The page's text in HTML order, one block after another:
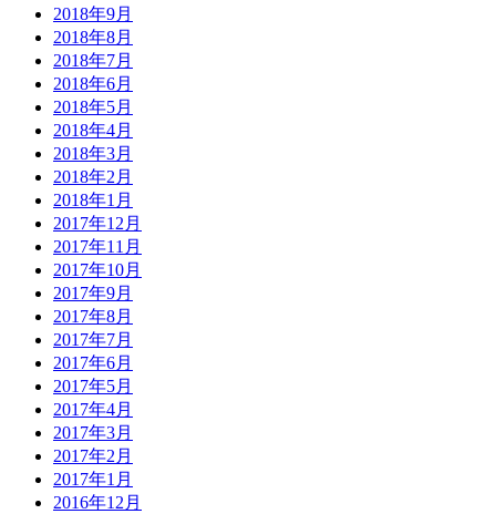
2018年9月
2018年8月
2018年7月
2018年6月
2018年5月
2018年4月
2018年3月
2018年2月
2018年1月
2017年12月
2017年11月
2017年10月
2017年9月
2017年8月
2017年7月
2017年6月
2017年5月
2017年4月
2017年3月
2017年2月
2017年1月
2016年12月